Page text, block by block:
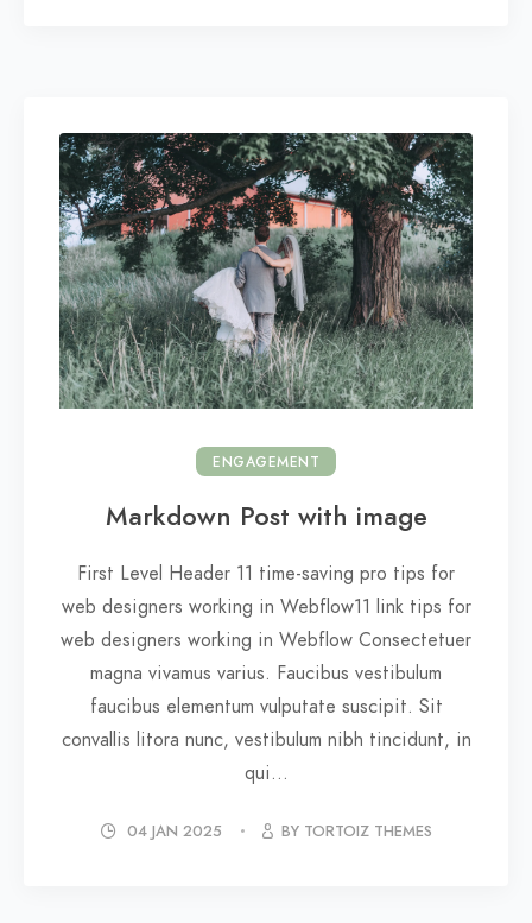
ENGAGEMENT
Markdown Post with image
First Level Header 11 time-saving pro tips for
web designers working in Webflow11 link tips for
web designers working in Webflow Consectetuer
magna vivamus varius. Faucibus vestibulum
faucibus elementum vulputate suscipit. Sit
convallis litora nunc, vestibulum nibh tincidunt, in
qui...
04 JAN 2025 BY TORTOIZ THEMES